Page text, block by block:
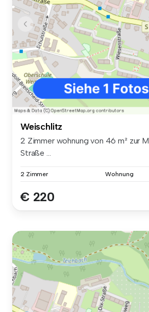
Weischlitz
2 Zimmer wohnung von 46 m² zur
Straße ...
2 Zimmer Wohnung
€ 220